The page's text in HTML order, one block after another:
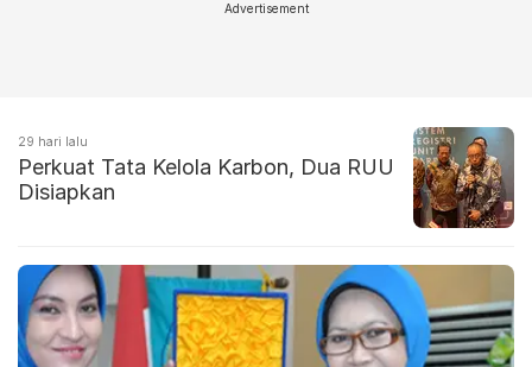
Advertisement
29 hari lalu
Perkuat Tata Kelola Karbon, Dua RUU
Disiapkan